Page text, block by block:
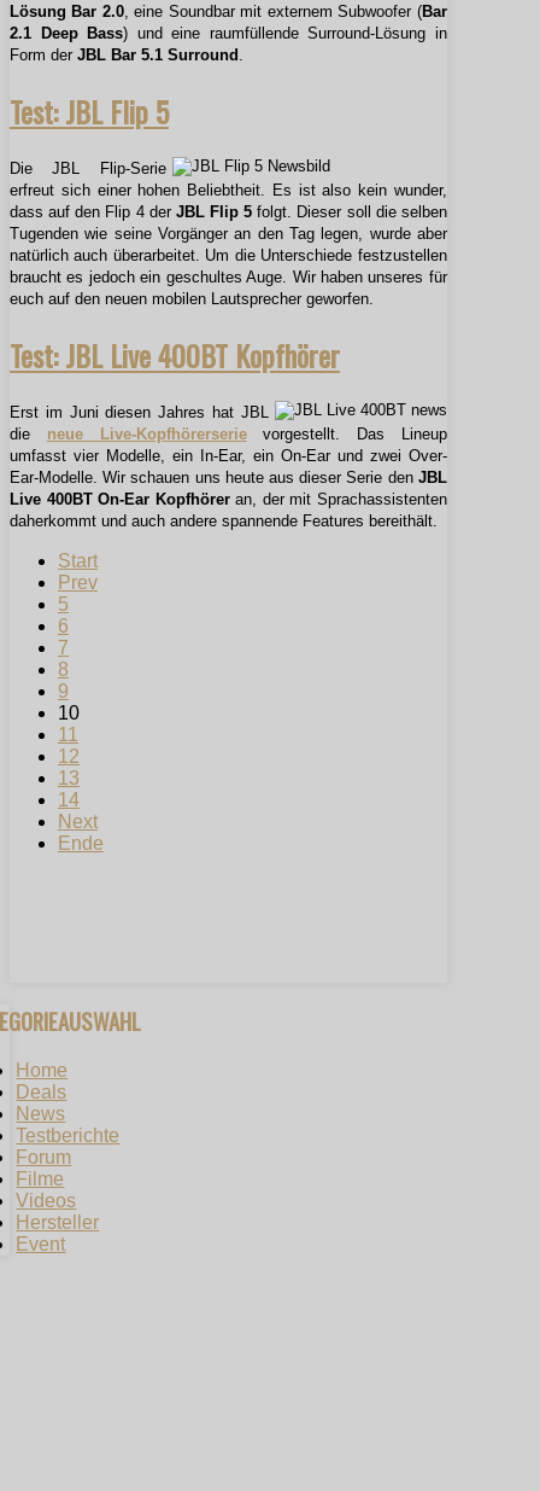
Lösung Bar 2.0, eine Soundbar mit externem Subwoofer (Bar
2.1 Deep Bass) und eine raumfüllende Surround-Lösung in
Form der JBL Bar 5.1 Surround
Test: JBL Flip 5
Die JBL Flip-Serie
erfreut sich einer hohen Beliebtheit. Es ist also kein wunder,
dass auf den Flip 4 der JBL Flip 5 folgt. Dieser soll die selben
Tugenden wie seine Vorgänger an den Tag legen, wurde aber
natürlich auch überarbeitet. Um die Unterschiede festzustellen
braucht es jedoch ein geschultes Auge. Wir haben unseres für
euch auf den neuen mobilen Lautsprecher geworfen.
Test: JBL Live 400BT Kopfhörer
Erst im Juni diesen Jahres hat JBL
die neue Live-Kopfhörerserievorgestellt. Das Lineup
umfasst vier Modelle, ein In-Ear, ein On-Ear und zwei Over-
Ear-Modelle. Wir schauen uns heute aus dieser Serie den JBL
Live 400BT On-Ear Kopfhöreran, der mit Sprachassistenten
daherkommt und auch andere spannende Features bereithält.
Start
Prev
5
6
7
8
9
10
11
12
13
14
Next
Ende
Home
Deals
News
Testberichte
Forum
Filme
Videos
Hersteller
Event